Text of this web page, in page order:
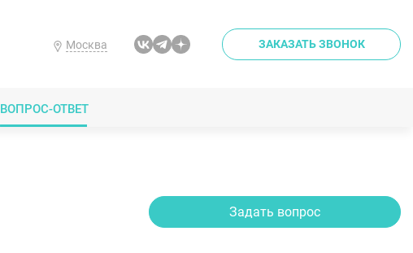
Москва ЗАКАЗАТЬ ЗВОНОК
ВОПРОС-ОТВЕТ
Задать вопрос